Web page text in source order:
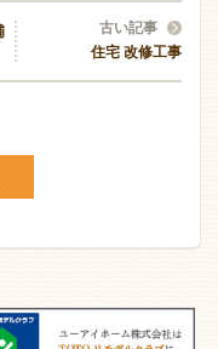
古い記事
住宅 改修工事